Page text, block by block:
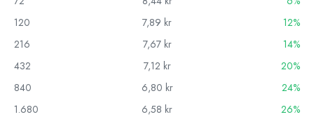
120
7,89 kr
12%
216
7,67 kr
14%
432
7,12 kr
20%
840
6,80 kr
24%
1.680
6,58 kr
26%